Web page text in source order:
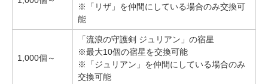
※「リザ」を仲間にしている場合のみ交換可
能
1,000個～
「流浪の守護剣 ジュリアン」の宿星
※最大10個の宿星を交換可能
※「ジュリアン」を仲間にしている場合のみ
交換可能